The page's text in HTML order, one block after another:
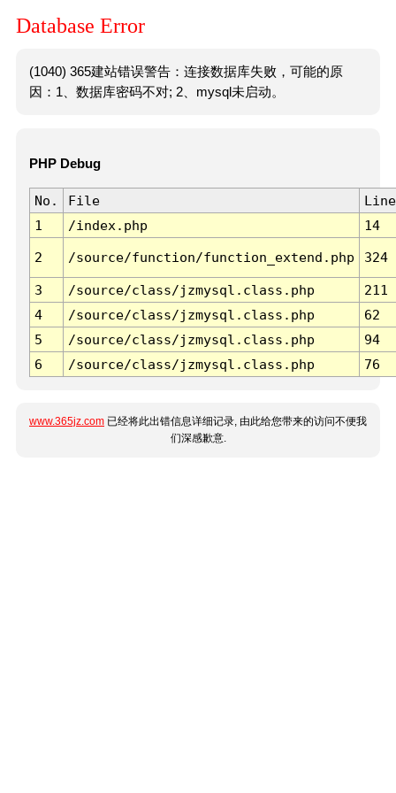
Database Error
(1040) 365建站错误警告：连接数据库失败，可能的原
因：1、数据库密码不对; 2、mysql未启动。
PHP Debug
No. File
Line
1
/index.php 14
2 /source/function/function_extend.php 324
3 /source/class/jzmysql.class.php
211
4
/source/class/jzmysql.class.php
62
5
/source/class/jzmysql.class.php
94
6
/source/class/jzmysql.class.php 76
www.365jz.com 已经将此出错信息详细记录, 由此给您带来的访问不便我
们深感歉意.